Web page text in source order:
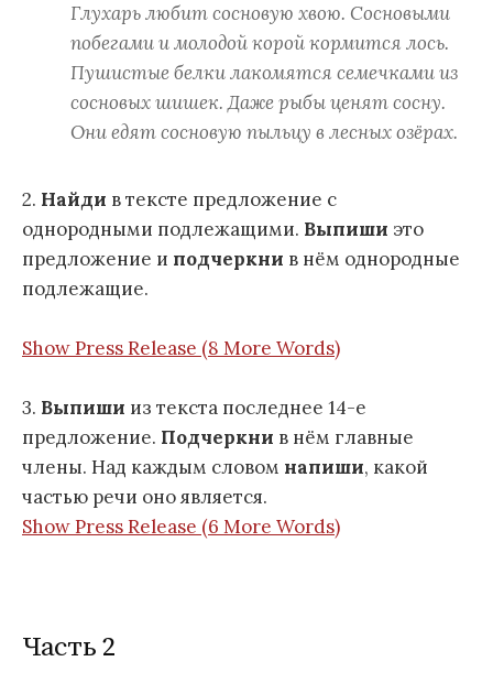
Глухарь любит сосновую хвою. Сосновыми
побегами и молодой корой кормится лось.
Пушистые белки лакомятся семечками из
сосновых шишек. Даже рыбы ценят сосну.
Они едят сосновую пыльцу в лесных озёрах.
2. Найди в тексте предложение с
однородными подлежащими. Выпиши это
предложение и подчеркни в нём однородные
подлежащие.
Show Press Release (8 More Words)
3. Выпиши из текста последнее 14-е
предложение. Подчеркни в нём главные
члены. Над каждым словом напиши, какой
частью речи оно является.
Show Press Release (6 More Words)
Часть 2